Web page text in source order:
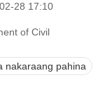
28 17:10
of Civil
nakaraang pahina